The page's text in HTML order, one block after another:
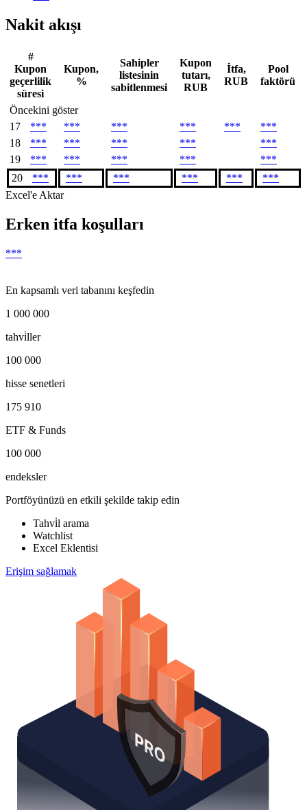
Nakit akışı
#
Kupon
geçerlilik
süresi
Kupon,
%
Sahipler
listesinin
sabitlenmesi
Kupon
tutarı,
RUB
İtfa,
RUB
Pool
faktörü
Öncekini göster
17
*** *** *** *** ***
***
18
*** *** *** ***
***
19
*** *** *** ***
***
20
*** *** *** *** ***
***
Excel'e Aktar
Erken itfa koşulları
***
En kapsamlı veri tabanını keşfedin
1 000 000
tahvi̇ller
100 000
hisse senetleri
175 910
ETF & Funds
100 000
endeksler
Portföyünüzü en etkili şekilde takip edin
Tahvi̇l arama
Watchlist
Excel Eklentisi
Erişim sağlamak